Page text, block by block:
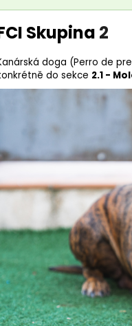
18kg (2x9kg)
Skupina 2
doga (Perro de
do sekce 2.1 -